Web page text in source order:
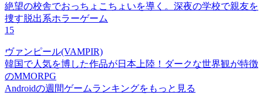
絶望の校舎でおっちょこちょいを導く。深夜の学校で親友を
捜す脱出系ホラーゲーム
15
ヴァンピール(VAMPIR)
韓国で人気を博した作品が日本上陸！ダークな世界観が特徴
のMMORPG
Androidの週間ゲームランキングをもっと見る